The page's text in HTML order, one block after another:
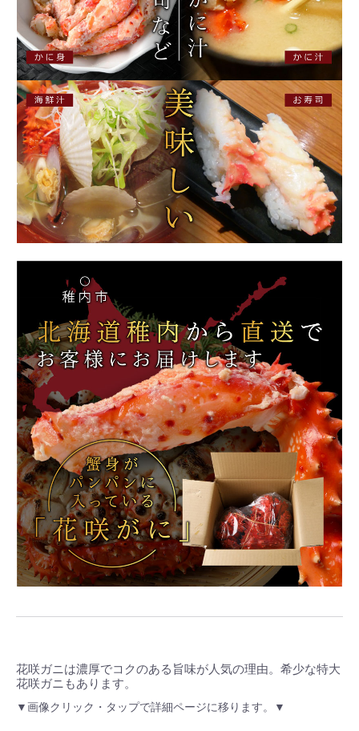
花咲ガニは濃厚でコクのある旨味が人気の理由。希少な特大
花咲ガニもあります。
▼画像クリック・タップで詳細ページに移ります。▼